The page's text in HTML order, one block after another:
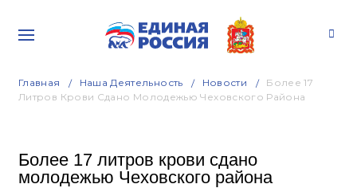
Главная Наша Деятельность Новости
Более 17
Литров Крови Сдано Молодежью Чеховского Района
Более 17 литров крови сдано
молодежью Чеховского района